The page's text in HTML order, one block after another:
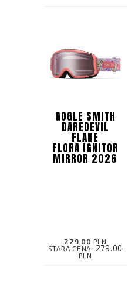
GOGLE SMITH
DAREDEVIL
FLARE
FLORA IGNITOR
MIRROR 2026
229.00 PLN
STARA CENA:279.00
PLN